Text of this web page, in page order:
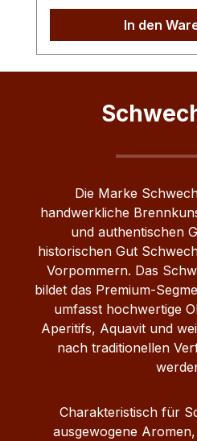
Mecklenburg-
bevorzugt auf
Lehmböden. Die
besonders
ausbalancierten
In den
Die Marke
handwerkliche
und authentischen
historischen Gut
Vorpommern. Das
bildet das Premium-
umfasst hochwertige
Aperitifs, Aquavit und
nach traditionellen
Charakteristisch für
ausgewogene